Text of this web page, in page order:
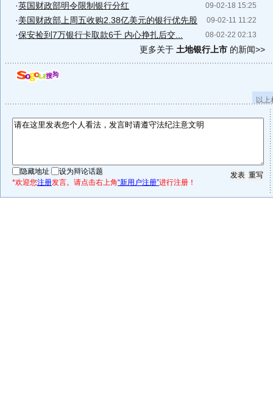
09-02-18 15:25
·英国财政部明令限制银行分红
09-02-11 11:22
·美国财政部上周五收购2.38亿美元的银行优先股
08-02-22 02:13
·保安捡到7万银行卡取款6千 内心挣扎后交...
更多关于 土地银行上市 的新闻>>
以
隐藏地址
设为辩论话题
*欢迎您注册发言。请点击右上角“新用户注册”进行注册！